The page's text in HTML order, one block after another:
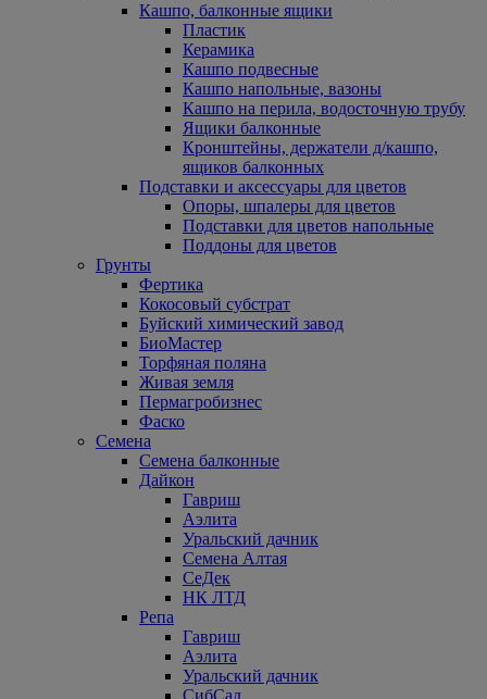
Кашпо, балконные ящики
Пластик
Керамика
Кашпо подвесные
Кашпо напольные, вазоны
Кашпо на перила, водосточную трубу
Ящики балконные
Кронштейны, держатели д/кашпо,
ящиков балконных
Подставки и аксессуары для цветов
Опоры, шпалеры для цветов
Подставки для цветов напольные
Поддоны для цветов
Грунты
Фертика
Кокосовый субстрат
Буйский химический завод
БиоМастер
Торфяная поляна
Живая земля
Пермагробизнес
Фаско
Семена
Семена балконные
Дайкон
Гавриш
Аэлита
Уральский дачник
Семена Алтая
СеДек
НК ЛТД
Репа
Гавриш
Аэлита
Уральский дачник
СибСад